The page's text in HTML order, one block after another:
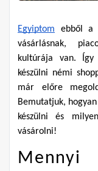
Egyiptom ebből a
vásárlásnak,
kultúrája van.
készülni némi
már előre
Bemutatjuk,
készülni és
vásárolni!